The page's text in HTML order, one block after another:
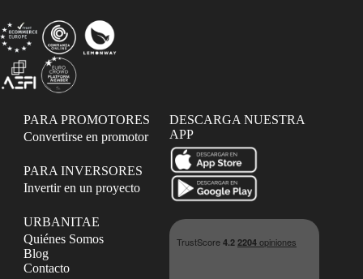
PARA PROMOTORES
Convertirse en promotor
PARA INVERSORES
Invertir en un proyecto
URBANITAE
Quiénes Somos
Blog
Contacto
DESCARGA NUESTRA
APP